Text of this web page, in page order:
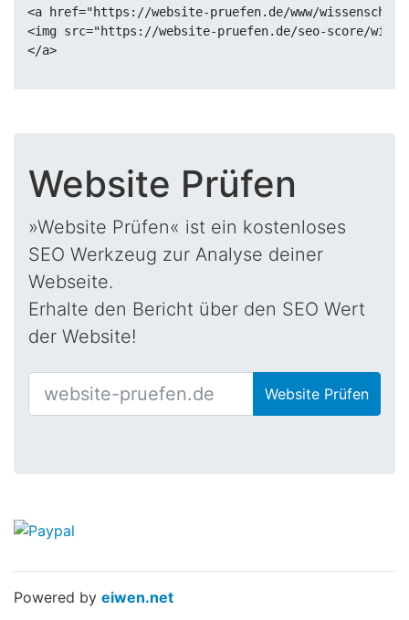
<a href="https://website-pruefen.de/www/
<img src="https://website-pruefen.de/seo-score/
Website Prüfen
»Website Prüfen« ist ein kostenloses
SEO Werkzeug zur Analyse deiner
Webseite.
Erhalte den Bericht über den SEO Wert
der Website!
Website Prüfen
Powered by eiwen.net